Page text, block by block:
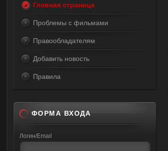
Главная страница
Проблемы с фильмами
Правообладателям
Добавить новость
Правила
ФОРМА ВХОДА
Логин/Email